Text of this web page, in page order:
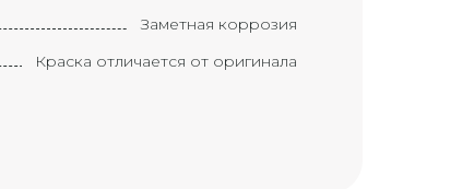
Заметная коррозия
Краска отличается от оригинала